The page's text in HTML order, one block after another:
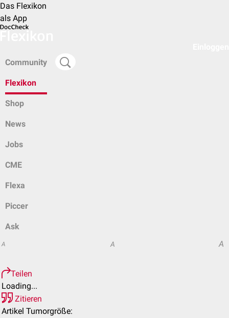
Das Flexikon
als App
Community
Flexikon
Shop
News
Jobs
CME
Flexa
Piccer
Ask
A A A
Teilen
Loading...
Zitieren
Artikel Tumorgröße: